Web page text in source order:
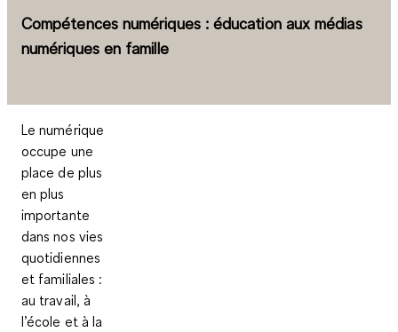
Compétences numériques : éducation aux médias
numériques en famille
Le numérique
occupe une
place de plus
en plus
importante
dans nos vies
quotidiennes
et familiales :
au travail, à
l’école et à la